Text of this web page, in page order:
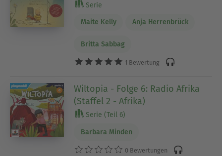
Serie
Maite Kelly Anja Herrenbrück
Britta Sabbag
1 Bewertung
Wiltopia - Folge 6: Radio Afrika
(Staffel 2 - Afrika)
Serie (Teil 6)
Barbara Minden
0 Bewertungen